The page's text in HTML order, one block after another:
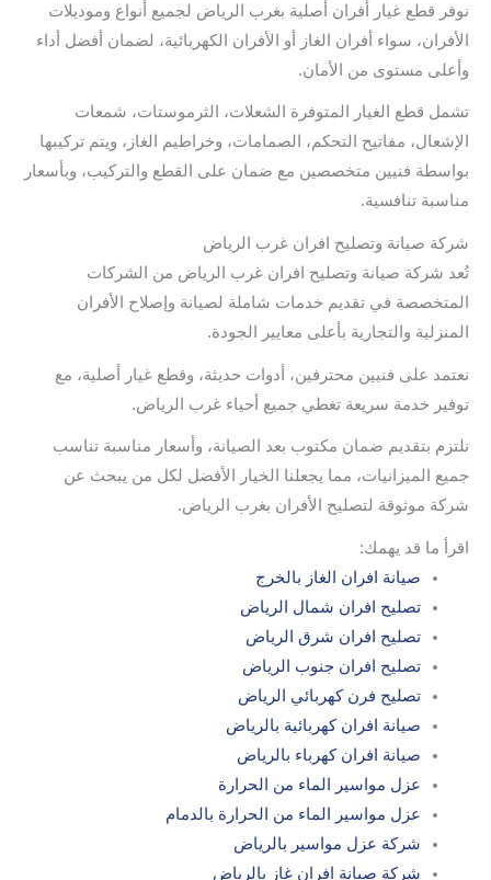
نوفر قطع غيار أفران أصلية بغرب الرياض لجميع أنواع وموديلات
الأفران، سواء أفران الغاز أو الأفران الكهربائية، لضمان أفضل أداء
وأعلى مستوى من الأمان.
تشمل قطع الغيار المتوفرة الشعلات، الثرموستات، شمعات
الإشعال، مفاتيح التحكم، الصمامات، وخراطيم الغاز، ويتم تركيبها
بواسطة فنيين متخصصين مع ضمان على القطع والتركيب، وبأسعار
مناسبة تنافسية.
شركة صيانة وتصليح افران غرب الرياض
تُعد شركة صيانة وتصليح افران غرب الرياض من الشركات
المتخصصة في تقديم خدمات شاملة لصيانة وإصلاح الأفران
المنزلية والتجارية بأعلى معايير الجودة.
نعتمد على فنيين محترفين، أدوات حديثة، وقطع غيار أصلية، مع
توفير خدمة سريعة تغطي جميع أحياء غرب الرياض.
نلتزم بتقديم ضمان مكتوب بعد الصيانة، وأسعار مناسبة تناسب
جميع الميزانيات، مما يجعلنا الخيار الأفضل لكل من يبحث عن
شركة موثوقة لتصليح الأفران بغرب الرياض.
اقرأ ما قد يهمك:
صيانة افران الغاز بالخرج
تصليح افران شمال الرياض
تصليح افران شرق الرياض
تصليح افران جنوب الرياض
تصليح فرن كهربائي الرياض
صيانة افران كهربائية بالرياض
صيانة افران كهرباء بالرياض
عزل مواسير الماء من الحرارة
عزل مواسير الماء من الحرارة بالدمام
شركة عزل مواسير بالرياض
شركة صيانة افران غاز بالرياض